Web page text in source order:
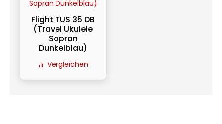
Flight TUS 35 DB
(Travel Ukulele
Sopran
Dunkelblau)
Vergleichen